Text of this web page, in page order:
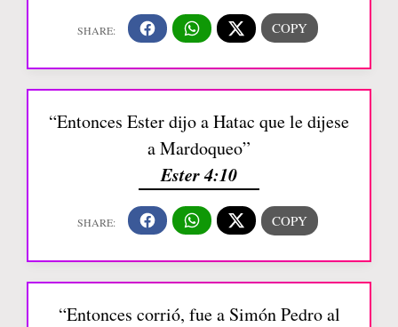
“Entonces Ester dijo a Hatac que le dijese
a Mardoqueo”
Ester 4:10
“Entonces corrió, fue a Simón Pedro al